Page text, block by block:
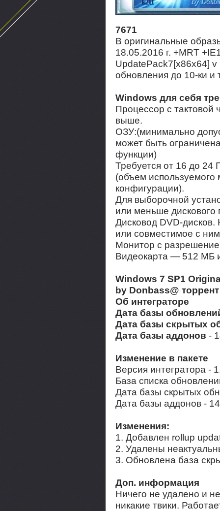
7671
В оригинальные
18.05.2016 г. +MRT
UpdatePack7[x86х64]
обновления до 10-ки и
Windows для себя
Процессор с тактовой
выше.
ОЗУ:(минимально
может быть
функции)
Требуется от 16 до 24
(объем используемого
конфигурации).
Для выборочной
или меньше дискового
Дисковод DVD-
или совместимое с
Монитор с
Видеокарта — 512 МБ
Windows 7 SP1
by Donbass@
Об интеграторе
Дата базы
Дата базы скрытых
Дата базы аддонов -
Изменение в пакете
Версия интегратора -
База списка
Дата базы скрытых
Дата базы аддонов -
Изменения:
1. Добавлен rollup
2. Удалены
3. Обновлена база
Доп. информация
Ничего не удалено и
никакие твики.